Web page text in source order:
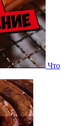
Что